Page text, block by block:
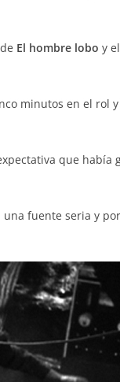
El hombre lobo y
minutos en el rol
que había
fuente seria y